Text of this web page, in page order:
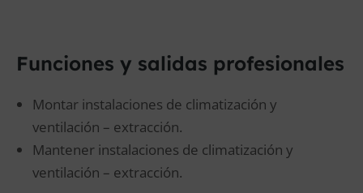
Funciones y salidas profesionales
Montar instalaciones de climatización y
ventilación – extracción.
Mantener instalaciones de climatización y
ventilación – extracción.